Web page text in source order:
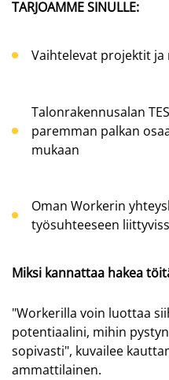
TARJOAMME SINULLE:
Vaihtelevat projektit
Talonrakennusalan
paremman palkan
mukaan
Oman Workerin
työsuhteeseen
Miksi kannattaa hakea
"Workerilla voin luottaa
potentiaalini, mihin
sopivasti", kuvailee
ammattilainen.